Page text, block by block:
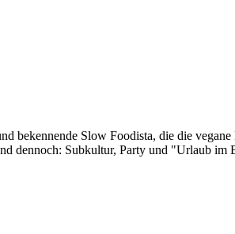
bekennende Slow Foodista, die die
dennoch: Subkultur, Party und "Urlaub im